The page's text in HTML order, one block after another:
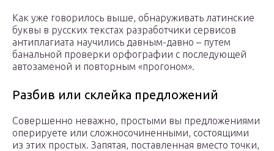
Как уже говорилось выше, обнаруживать латинские
буквы в русских текстах разработчики сервисов
антиплагиата научились давным-давно – путем
банальной проверки орфографии с последующей
автозаменой и повторным «прогоном».
Разбив или склейка предложений
Совершенно неважно, простыми вы предложениями
оперируете или сложносочиненными, состоящими
из этих простых. Запятая, поставленная вместо точки,